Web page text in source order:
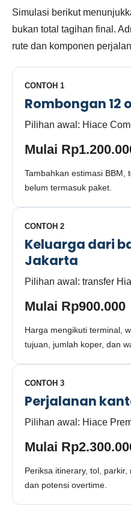
Simulasi berikut
bukan total tagihan final.
rute dan komponen
CONTOH 1
Rombongan 12
Pilihan awal: Hiace
Mulai
Tambahkan estimasi BBM,
belum termasuk paket.
CONTOH 2
Keluarga dari
Jakarta
Pilihan awal: transfer
Mulai Rp900.000
Harga mengikuti terminal,
tujuan, jumlah koper, dan
CONTOH 3
Perjalanan
Pilihan awal: Hiace
Mulai
Periksa itinerary, tol, parkir,
dan potensi overtime.